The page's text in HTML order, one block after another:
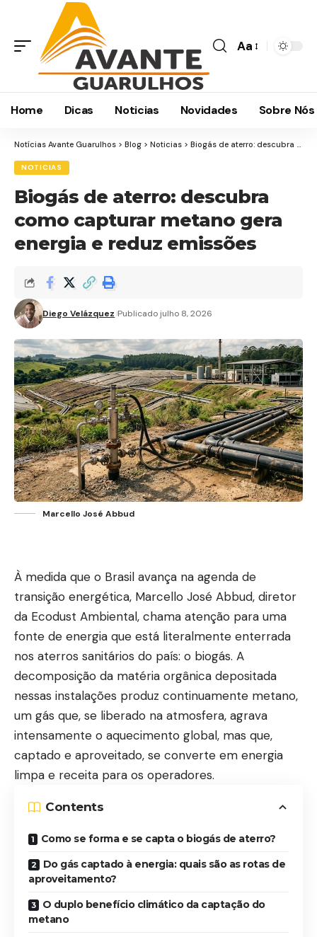
Aa
Home Dicas Noticias Novidades Sobre Nós
Notícias Avante Guarulhos > Blog > Noticias > Biogás de aterro: descubra como capturar metano gera energia e reduz emissões
NOTICIAS
Biogás de aterro: descubra
como capturar metano gera
energia e reduz emissões
Diego Velázquez Publicado julho 8, 2026
Marcello José Abbud
À medida que o Brasil avança na agenda de
transição energética, Marcello José Abbud, diretor
da Ecodust Ambiental, chama atenção para uma
fonte de energia que está literalmente enterrada
nos aterros sanitários do país: o biogás. A
decomposição da matéria orgânica depositada
nessas instalações produz continuamente metano,
um gás que, se liberado na atmosfera, agrava
intensamente o aquecimento global, mas que,
captado e aproveitado, se converte em energia
limpa e receita para os operadores.
Contents
Como se forma e se capta o biogás de aterro?
Do gás captado à energia: quais são as rotas de
aproveitamento?
O duplo benefício climático da captação do
metano